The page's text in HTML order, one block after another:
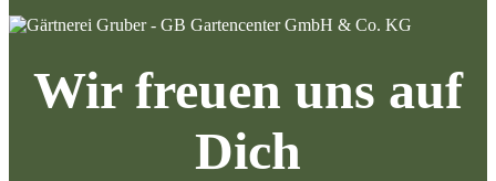
Wir freuen uns auf
Dich